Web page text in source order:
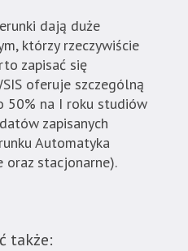
dają duże
którzy rzeczywiście
zapisać się
oferuje szczególną
50% na I roku studiów
zapisanych
Automatyka
oraz stacjonarne).
także: